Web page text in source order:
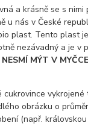
a krásně se s nimi
u nás v České
plast. Tento plast
nezávadný a je v
MÝT V MYČCE
cukrovince
obrázku o
(např.